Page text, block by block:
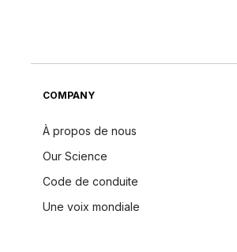
COMPANY
À propos de nous
Our Science
Code de conduite
Une voix mondiale